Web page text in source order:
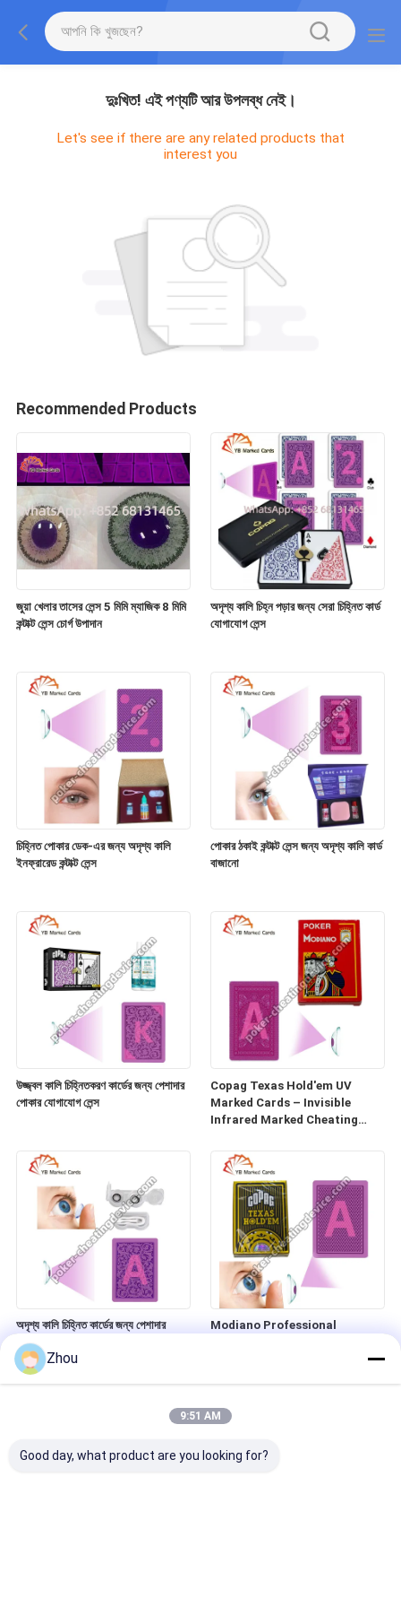
দুঃখিত! এই পণ্যটি আর উপলব্ধ নেই।
Let's see if there are any related products that
interest you
Recommended Products
জুয়া খেলার তাসের লেন্স 5 মিমি ম্যাজিক 8 মিমি
কন্টাক্ট লেন্স চোর্গ উপাদান
অদৃশ্য কালি চিহ্ন পড়ার জন্য সেরা চিহ্নিত কার্ড
যোগাযোগ লেন্স
চিহ্নিত পোকার ডেক-এর জন্য অদৃশ্য কালি
ইনফ্রারেড কন্টাক্ট লেন্স
পোকার ঠকাই কন্টাক্ট লেন্স জন্য অদৃশ্য কালি কার্ড
বাজানো
উজ্জ্বল কালি চিহ্নিতকরণ কার্ডের জন্য পেশাদার
পোকার যোগাযোগ লেন্স
Copag Texas Hold'em UV
Marked Cards – Invisible
Infrared Marked Cheating
অদৃশ্য কালি চিহ্নিত কার্ডের জন্য পেশাদার
ইনফ্রারেড কন্টাক্ট লেন্স
Modiano Professional
Zhou
9:51 AM
Good day, what product are you looking for?